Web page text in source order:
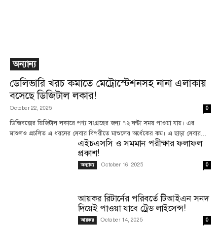
অন্যান্য
ডেলিভারি খরচ কমাতে মেট্রোস্টেশনসহ নানা এলাকায়
বসেছে ডিজিটাল লকার!
October 22, 2025 0
ডিজিবক্সের ডিজিটাল লকারে পণ্য সংগ্রহের জন্য ৭২ ঘণ্টা সময় পাওয়া যায়। এর
মাশুলও প্রচলিত এ ধরনের সেবার বিপরীতে মাশুলের অর্ধেকের কম। এ ছাড়া সেবার...
এইচএসসি ও সমমান পরীক্ষার ফলাফল
প্রকাশ!
অন্যান্য October 16, 2025 0
আয়কর রিটার্নের পরিবর্তে টিআইএন সনদ
দিয়েই পাওয়া যাবে ট্রেড লাইসেন্স!
আয়কর October 14, 2025 0